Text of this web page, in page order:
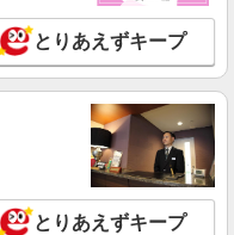
詳細を見る
フ（接客・調理・清掃な
町113-1
とりあえずキープ
とりあえずキープ